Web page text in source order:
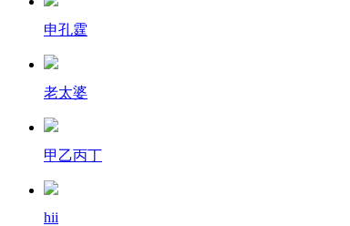
申孔霆
老太婆
甲乙丙丁
hii